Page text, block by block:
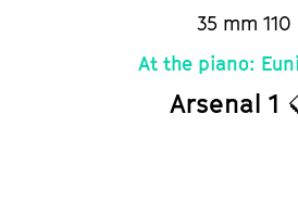
35 mm
At the piano:
Arsenal 1